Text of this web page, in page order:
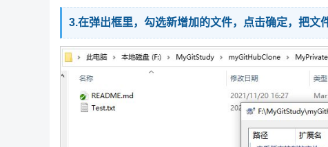
3.在弹出框里，勾选新增加的文件，点击确定，把文